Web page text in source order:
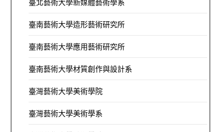
臺北藝術大學新媒體藝術學系
臺南藝術大學造形藝術研究所
臺南藝術大學應用藝術研究所
臺南藝術大學材質創作與設計系
臺灣藝術大學美術學院
臺灣藝術大學美術學系